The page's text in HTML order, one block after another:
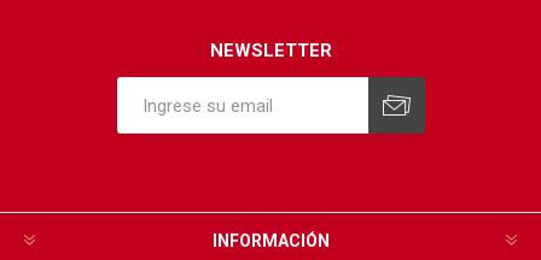
NEWSLETTER
INFORMACIÓN